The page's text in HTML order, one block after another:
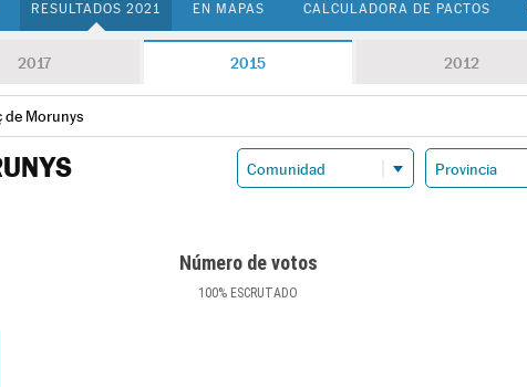
RESULTADOS 2021 EN MAPAS CALCULADORA DE PACTOS
2017 2015 2012
de Morunys
Número de votos
100% ESCRUTADO